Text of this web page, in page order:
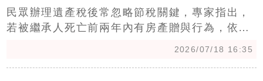
民眾辦理遺產稅後常忽略節稅關鍵，專家指出，
若被繼承人死亡前兩年內有房產贈與行為，依遺
2026/07/18 16:35